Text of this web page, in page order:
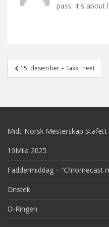
pass. It's about
Post
navigation
15. desember – Takk, treet
Midt-Norsk Mesterskap Stafett
10Mila 2025
Faddermiddag – “Chromecast
Onstek
O-Ringen